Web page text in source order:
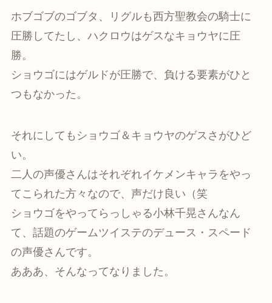
ホブゴブのゴブタ、リグルも西方聖教会の騎士に
圧勝してたし、ハクロウはゲスなキョウヤに圧
勝。
ショウゴにはゲルドが圧勝で、負ける要素がひと
つもなかった。
それにしてもショウゴ＆キョウヤのゲスさがひど
い。
二人の声優さんはそれぞれイケメンキャラをやっ
てこられた方々なので、声だけ良い（笑
ショウゴをやってらっしゃる小林千晃さんなん
て、話題のゲームツイステのデュース・スペード
の声優さんです。
あああ、そんなってなりました。